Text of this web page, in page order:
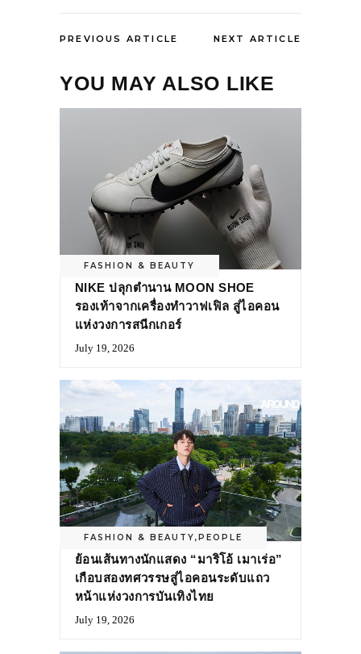
PREVIOUS ARTICLE NEXT ARTICLE
YOU MAY ALSO LIKE
FASHION & BEAUTY
NIKE ปลุกตำนาน MOON SHOE
รองเท้าจากเครื่องทำวาฟเฟิล สู่ไอคอน
แห่งวงการสนีกเกอร์
July 19, 2026
FASHION & BEAUTY,PEOPLE
ย้อนเส้นทางนักแสดง “มาริโอ้ เมาเร่อ”
เกือบสองทศวรรษสู่ไอคอนระดับแถว
หน้าแห่งวงการบันเทิงไทย
July 19, 2026